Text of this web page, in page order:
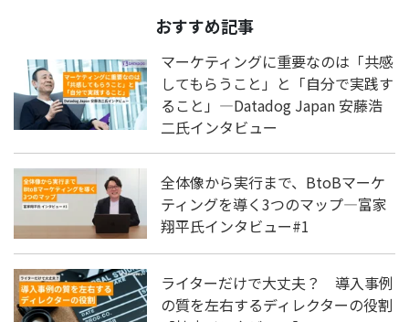
おすすめ記事
マーケティングに重要なのは「共感
してもらうこと」と「自分で実践す
ること」―Datadog Japan 安藤浩
二氏インタビュー
全体像から実行まで、BtoBマーケ
ティングを導く3つのマップ―富家
翔平氏インタビュー#1
ライターだけで大丈夫？ 導入事例
の質を左右するディレクターの役割